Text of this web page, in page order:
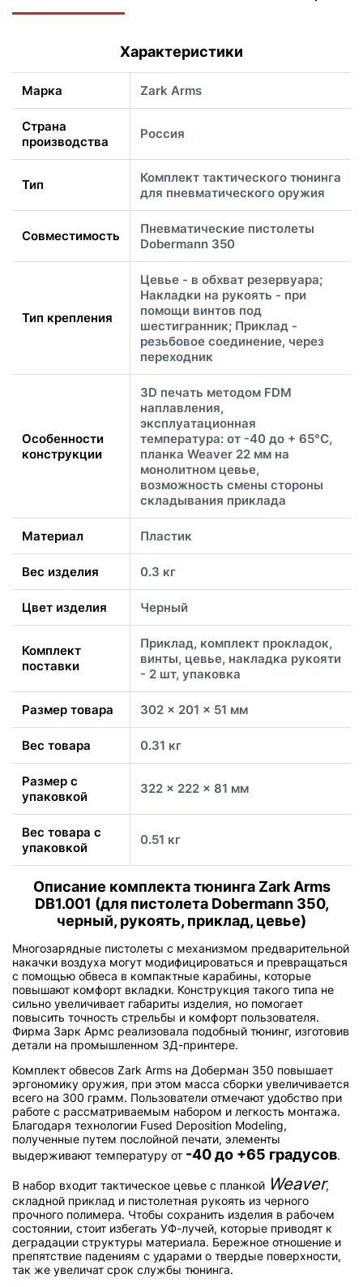
Характеристики
Марка Zark Arms
Страна
производства
Россия
Тип
Комплект тактического тюнинга
для пневматического оружия
Совместимость
Пневматические пистолеты
Dobermann 350
Тип крепления
Цевье - в обхват резервуара;
Накладки на рукоять - при
помощи винтов под
шестигранник; Приклад -
резьбовое соединение, через
переходник
Особенности
конструкции
3D печать методом FDM
наплавления,
эксплуатационная
температура: от -40 до + 65°C,
планка Weaver 22 мм на
монолитном цевье,
возможность смены стороны
складывания приклада
Материал Пластик
Вес изделия 0.3 кг
Цвет изделия Черный
Комплект
поставки
Приклад, комплект прокладок,
винты, цевье, накладка рукояти
- 2 шт, упаковка
Размер товара 302 x 201 x 51 мм
Вес товара 0.31 кг
Размер с
упаковкой
322 x 222 x 81 мм
Вес товара с
упаковкой
0.51 кг
Описание комплекта тюнинга Zark Arms
DB1.001 (для пистолета Dobermann 350,
черный, рукоять, приклад, цевье)
Многозарядные пистолеты с механизмом предварительной
накачки воздуха могут модифицироваться и превращаться
с помощью обвеса в компактные карабины, которые
повышают комфорт вкладки. Конструкция такого типа не
сильно увеличивает габариты изделия, но помогает
повысить точность стрельбы и комфорт пользователя.
Фирма Зарк Армс реализовала подобный тюнинг, изготовив
детали на промышленном 3Д-принтере.
Комплект обвесов Zark Arms на Доберман 350 повышает
эргономику оружия, при этом масса сборки увеличивается
всего на 300 грамм. Пользователи отмечают удобство при
работе с рассматриваемым набором и легкость монтажа.
Благодаря технологии Fused Deposition Modeling,
полученные путем послойной печати, элементы
выдерживают температуру от -40 до +65 градусов.
В набор входит тактическое цевье с планкой Weaver,
складной приклад и пистолетная рукоять из черного
прочного полимера. Чтобы сохранить изделия в рабочем
состоянии, стоит избегать УФ-лучей, которые приводят к
деградации структуры материала. Бережное отношение и
препятствие падениям с ударами о твердые поверхности,
так же увеличат срок службы тюнинга.